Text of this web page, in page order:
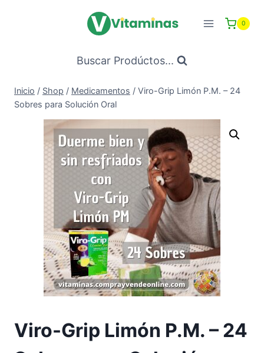
0
Buscar Prodúctos...
Inicio / Shop / Medicamentos / Viro-Grip Limón P.M. – 24
Sobres para Solución Oral
Viro-Grip Limón P.M. – 24